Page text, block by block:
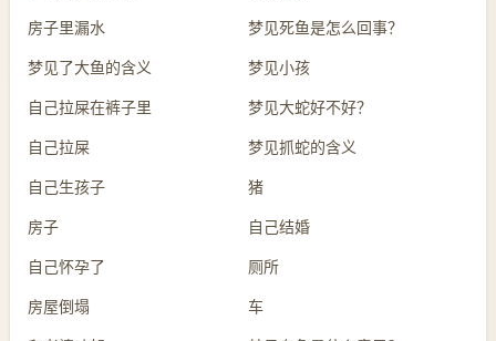
房子里漏水 梦见死鱼是怎么回事？
梦见了大鱼的含义 梦见小孩
自己拉屎在裤子里 梦见大蛇好不好？
自己拉屎 梦见抓蛇的含义
自己生孩子 猪
房子 自己结婚
自己怀孕了 厕所
房屋倒塌 车